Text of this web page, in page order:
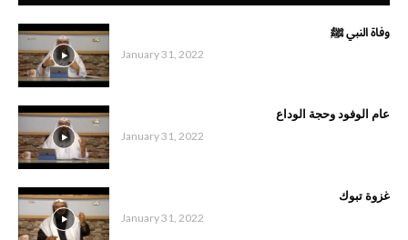
وفاة النبي ﷺ
January 31, 2022
عام الوفود وحجة الوداع
January 31, 2022
غزوة تبوك
January 31, 2022